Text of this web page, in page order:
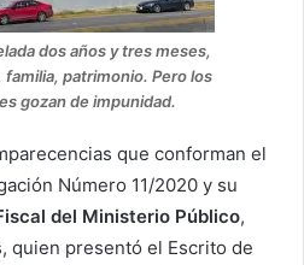
dos años y tres meses,
patrimonio. Pero los
gozan de impunidad.
que conforman el
Número 11/2020 y su
del Ministerio Público,
quien presentó el Escrito de